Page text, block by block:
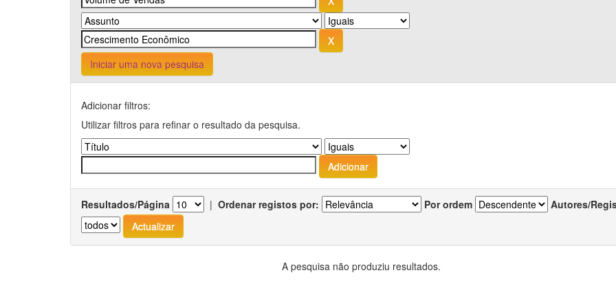
Iniciar uma nova pesquisa
Adicionar filtros:
Utilizar filtros para refinar o resultado da pesquisa.
Resultados/Página | Ordenar registos por: Por ordem Autores/
A pesquisa não produziu resultados.